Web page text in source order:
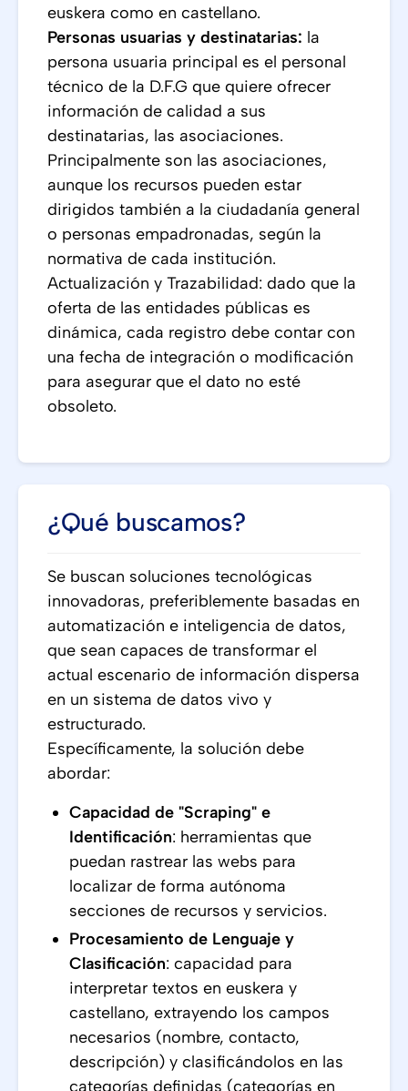
euskera como en castellano.
Personas usuarias y destinatarias: la
persona usuaria principal es el personal
técnico de la D.F.G que quiere ofrecer
información de calidad a sus
destinatarias, las asociaciones.
Principalmente son las asociaciones,
aunque los recursos pueden estar
dirigidos también a la ciudadanía general
o personas empadronadas, según la
normativa de cada institución.
Actualización y Trazabilidad: dado que la
oferta de las entidades públicas es
dinámica, cada registro debe contar con
una fecha de integración o modificación
para asegurar que el dato no esté
obsoleto.
¿Qué buscamos?
Se buscan soluciones tecnológicas
innovadoras, preferiblemente basadas en
automatización e inteligencia de datos,
que sean capaces de transformar el
actual escenario de información dispersa
en un sistema de datos vivo y
estructurado.
Específicamente, la solución debe
abordar:
Capacidad de "Scraping" e
Identificación: herramientas que
puedan rastrear las webs para
localizar de forma autónoma
secciones de recursos y servicios.
Procesamiento de Lenguaje y
Clasificación: capacidad para
interpretar textos en euskera y
castellano, extrayendo los campos
necesarios (nombre, contacto,
descripción) y clasificándolos en las
categorías definidas (categorías en